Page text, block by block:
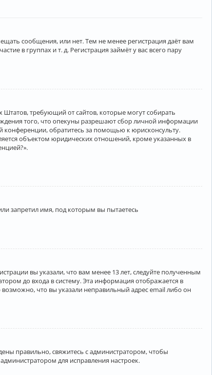
сообщения, или нет. Тем не менее регистрация даёт вам
в группах и т. д. Регистрация займёт у вас всего пару
Штатов, требующий от сайтов, которые могут собирать
того, что опекуны разрешают сбор личной информации
конференции, обратитесь за помощью к юрисконсульту.
объектом юридических отношений, кроме указанных в
запретил имя, под которым вы пытаетесь
вы указали, что вам менее 13 лет, следуйте полученным
до входа в систему. Эта информация отображается в
что вы указали неправильный адрес email либо он
правильно, свяжитесь с администратором, чтобы
для исправления настроек.